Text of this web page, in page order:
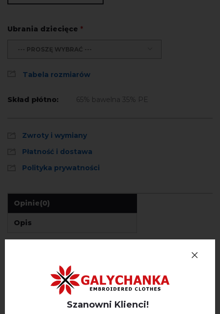
Ubrania dziecięce *
--- PROSZĘ WYBRAĆ ---
Tabela rozmiarów
Skład płótno: 65% bawelna 35% PE
Zwroty i wymiany
Płatność i dostawa
Polityka prywatności
Opinie(0)
Opis
OPINIE O JARKO (MLECZNY Z BEŻEM)
Немає відгуків про цей товар.
Szanowni Klienci!